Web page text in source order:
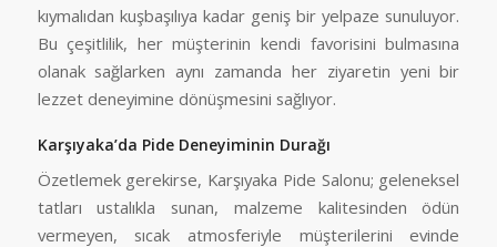
kıymalıdan kuşbaşılıya kadar geniş bir yelpaze sunuluyor.
Bu çeşitlilik, her müşterinin kendi favorisini bulmasına
olanak sağlarken aynı zamanda her ziyaretin yeni bir
lezzet deneyimine dönüşmesini sağlıyor.
Karşıyaka’da Pide Deneyiminin Durağı
Özetlemek gerekirse, Karşıyaka Pide Salonu; geleneksel
tatları ustalıkla sunan, malzeme kalitesinden ödün
vermeyen, sıcak atmosferiyle müşterilerini evinde